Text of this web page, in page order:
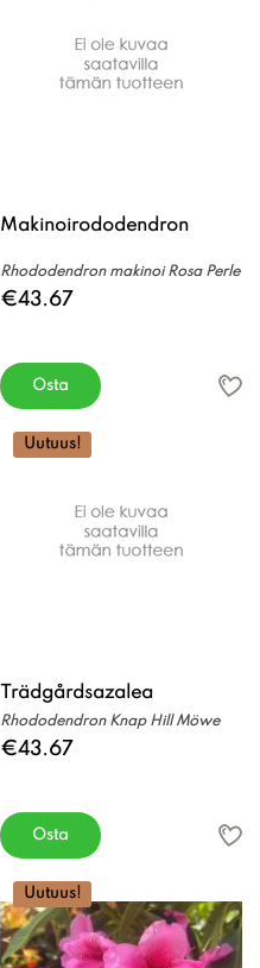
Makinoirododendron
Rhododendron makinoi Rosa Perle
€43.67
Osta
Uutuus!
Trädgårdsazalea
Rhododendron Knap Hill Möwe
€43.67
Osta
Uutuus!